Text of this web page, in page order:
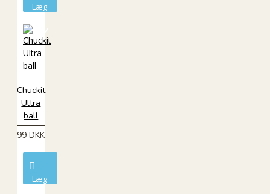
Læg
kurv
Chuckit
Ultra
ball
99 DKK
Læg